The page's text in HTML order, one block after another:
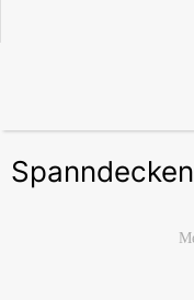
Spanndecken